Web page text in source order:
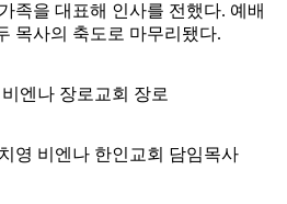
족을 대표해 인사를 전했다. 예배
목사의 축도로 마무리됐다.
엔나 장로교회 장로
영 비엔나 한인교회 담임목사